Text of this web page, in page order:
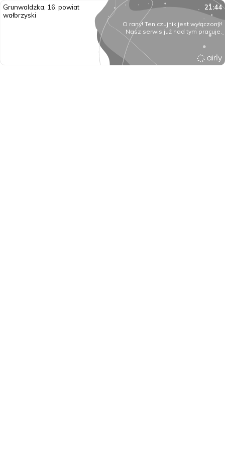
Grunwaldzka, 16, powiat
wałbrzyski
21:44
O rany! Ten czujnik jest wyłączony!
Nasz serwis już nad tym pracuje.